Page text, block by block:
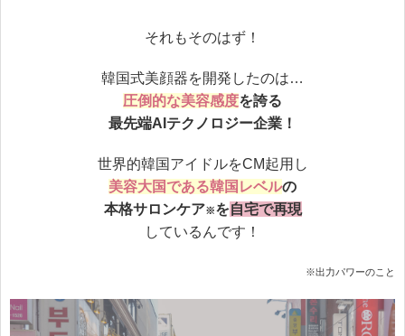
それもそのはず！
韓国式美顔器を開発したのは…
圧倒的な美容感度を誇る
最先端AIテクノロジー企業！
世界的韓国アイドルをCM起用し
美容大国である韓国レベルの
本格サロンケア※を自宅で再現
しているんです！
※出力パワーのこと